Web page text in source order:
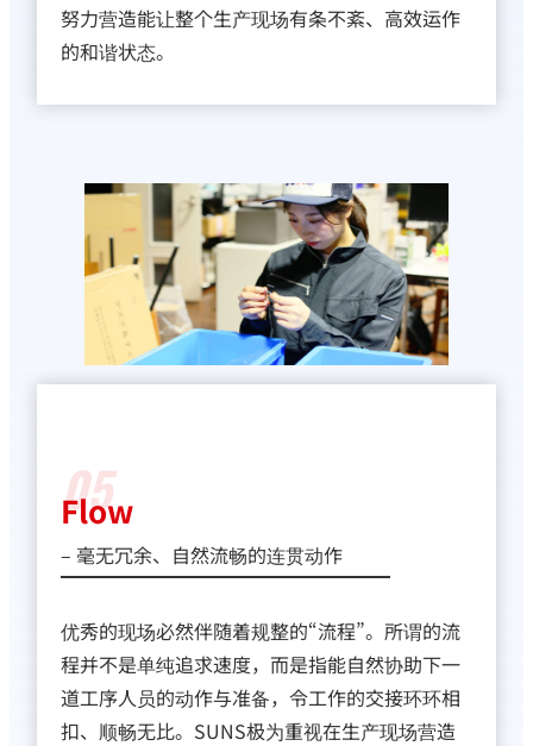
努力营造能让整个生产现场有条不紊、高效运作
的和谐状态。
05
Flow
– 毫无冗余、自然流畅的连贯动作
优秀的现场必然伴随着规整的“流程”。所谓的流
程并不是单纯追求速度，而是指能自然协助下一
道工序人员的动作与准备，令工作的交接环环相
扣、顺畅无比。SUNS极为重视在生产现场营造